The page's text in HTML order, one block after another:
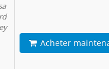
Acheter